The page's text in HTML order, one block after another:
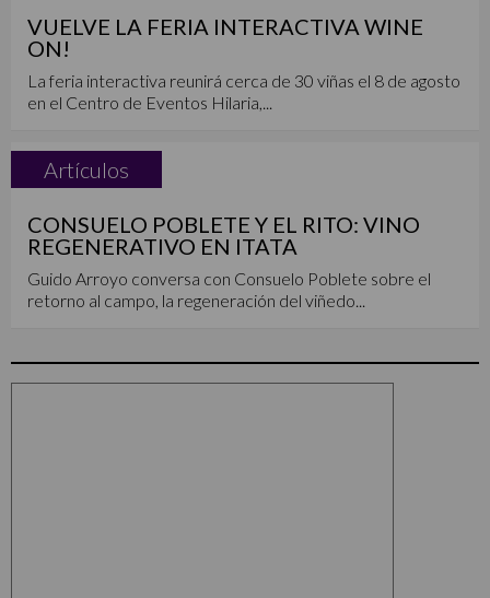
VUELVE LA FERIA INTERACTIVA WINE
ON!
La feria interactiva reunirá cerca de 30 viñas el 8 de agosto
en el Centro de Eventos Hilaria,...
Artículos
CONSUELO POBLETE Y EL RITO: VINO
REGENERATIVO EN ITATA
Guido Arroyo conversa con Consuelo Poblete sobre el
retorno al campo, la regeneración del viñedo...